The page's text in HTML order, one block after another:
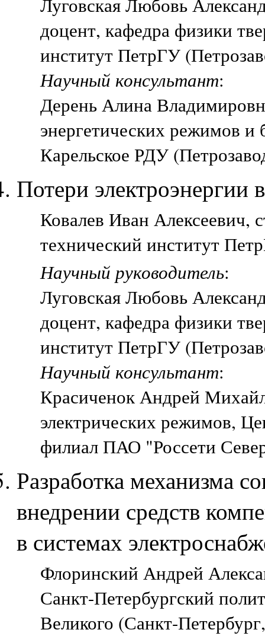
доцент, кафедра физики
институт ПетрГУ
Научный консультант:
Дерень Алина
энергетических режимов
Карельское РДУ
Потери электроэнергии
Ковалев Иван Алексеевич,
технический институт
Научный руководитель:
Луговская Любовь
доцент, кафедра физики
институт ПетрГУ
Научный консультант:
Красиченок Андрей
электрических режимов,
филиал ПАО "Россети
Разработка механизма
внедрении средств
в системах
Флоринский Андрей
Санкт-Петербургский
Великого (Санкт-